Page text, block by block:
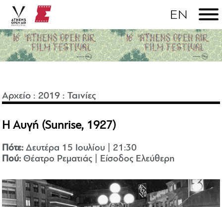
Αρχείο :2019 :Ταινίες
Η Αυγή (Sunrise, 1927)
Πότε: Δευτέρα 15 Ιουλίου | 21:30
Πού: Θέατρο Ρεματιάς | Είσοδος Ελεύθερη